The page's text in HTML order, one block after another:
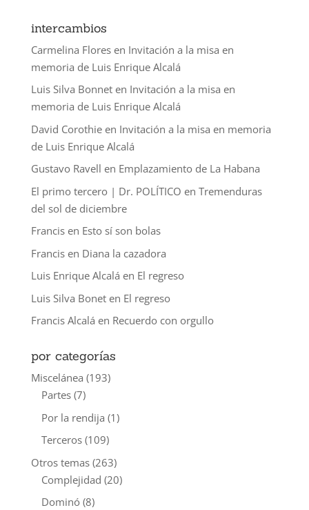
intercambios
Carmelina Floresen Invitación a la misa en
memoria de Luis Enrique Alcalá
Luis Silva Bonneten Invitación a la misa en
memoria de Luis Enrique Alcalá
David Corothieen Invitación a la misa en memoria
de Luis Enrique Alcalá
Gustavo Ravell en Emplazamiento de La Habana
El primo tercero | Dr. POLÍTICO en Tremenduras
del sol de diciembre
Francisen Esto sí son bolas
Francisen Diana la cazadora
Luis Enrique Alcalá en El regreso
Luis Silva Boneten El regreso
Francis Alcalá en Recuerdo con orgullo
por categorías
Miscelánea (193)
Partes(7)
Por la rendija (1)
Terceros(109)
Otros temas(263)
Complejidad (20)
Dominó(8)